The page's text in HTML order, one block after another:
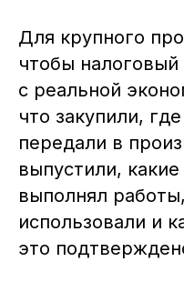
Для крупного
чтобы налоговый
с реальной
что закупили,
передали в
выпустили,
выполнял
использовали и
это